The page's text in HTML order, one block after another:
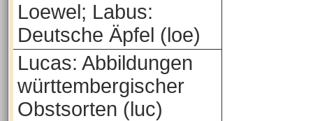
Loewel; Labus:
Deutsche Äpfel (loe)
Lucas: Abbildungen
württembergischer
Obstsorten (luc)